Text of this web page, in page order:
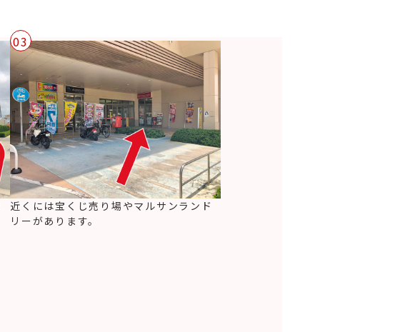
03
近くには宝くじ売り場やマルサンランド
リーがあります。